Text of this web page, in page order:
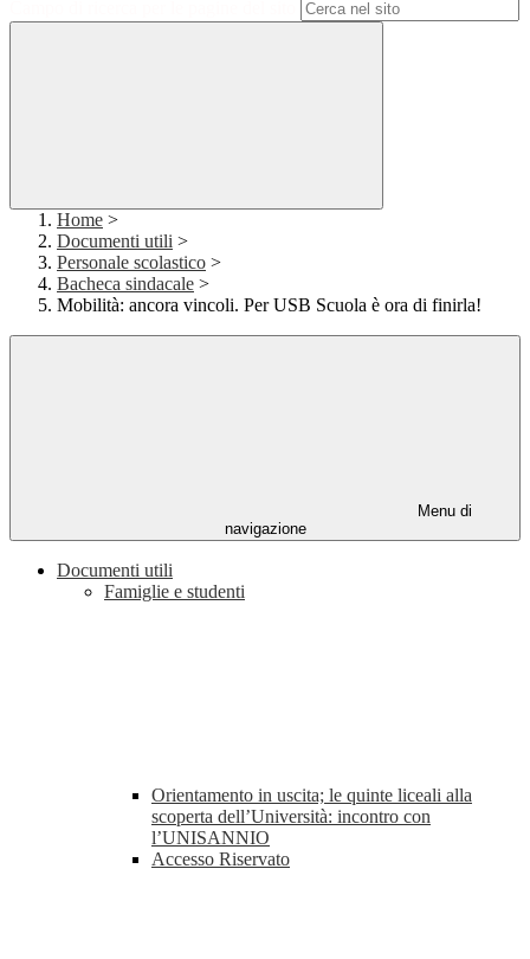
Home >
Documenti utili >
Personale scolastico >
Bacheca sindacale >
Mobilità: ancora vincoli. Per USB Scuola è ora di finirla!
Menu di
navigazione
Documenti utili
Famiglie e studenti
Orientamento in uscita; le quinte liceali alla
scoperta dell’Università: incontro con
l’UNISANNIO
Accesso Riservato